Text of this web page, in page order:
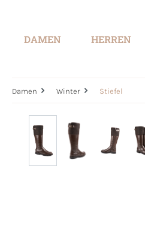
DAMEN HERREN
Damen Winter Stiefel
Bildergalerie überspringen